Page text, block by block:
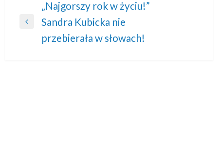
Nawigacja
wpisu
Previous
„Najgorszy rok w życiu!”
Sandra Kubicka nie
przebierała w słowach!